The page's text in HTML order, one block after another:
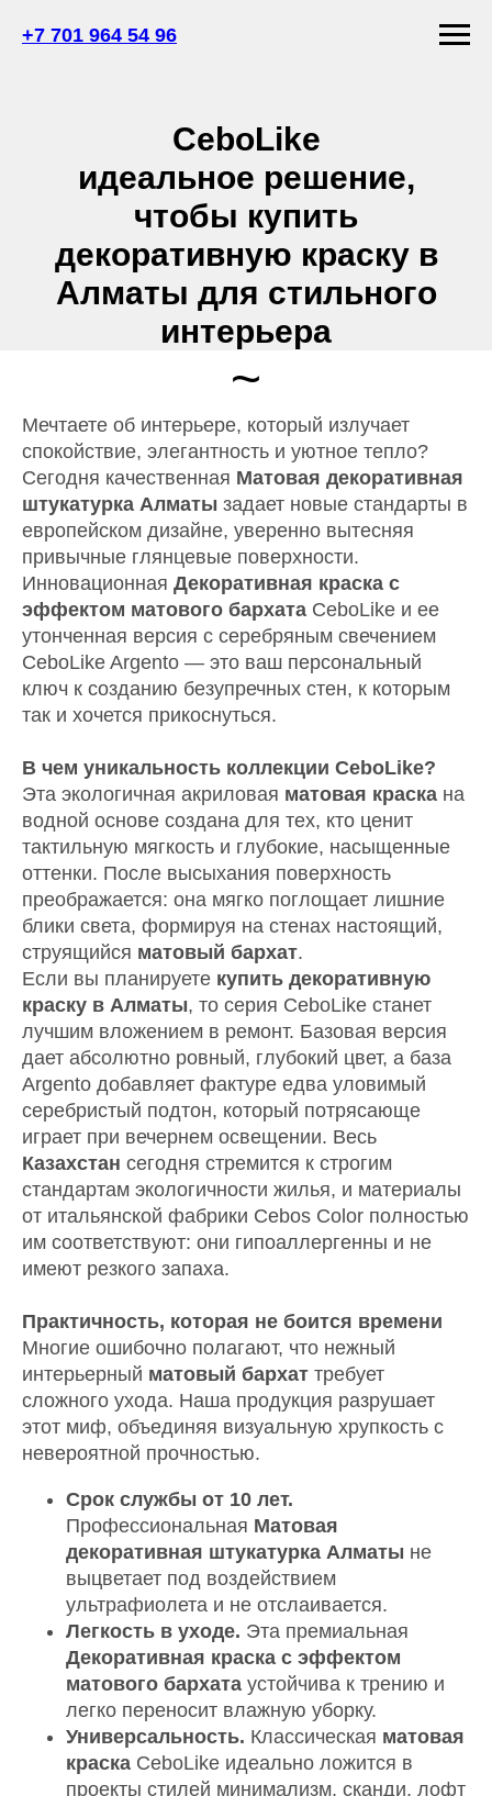
+7 701 964 54 96
CeboLike
идеальное решение,
чтобы купить
декоративную краску в
Алматы для стильного
интерьера
~
Мечтаете об интерьере, который излучает
спокойствие, элегантность и уютное тепло?
Сегодня качественная Матовая декоративная
штукатурка Алматы задает новые стандарты в
европейском дизайне, уверенно вытесняя
привычные глянцевые поверхности.
Инновационная Декоративная краска с
эффектом матового бархата CeboLike и ее
утонченная версия с серебряным свечением
CeboLike Argento — это ваш персональный
ключ к созданию безупречных стен, к которым
так и хочется прикоснуться.
В чем уникальность коллекции CeboLike?
Эта экологичная акриловая матовая краска на
водной основе создана для тех, кто ценит
тактильную мягкость и глубокие, насыщенные
оттенки. После высыхания поверхность
преображается: она мягко поглощает лишние
блики света, формируя на стенах настоящий,
струящийся матовый бархат.
Если вы планируете купить декоративную
краску в Алматы, то серия CeboLike станет
лучшим вложением в ремонт. Базовая версия
дает абсолютно ровный, глубокий цвет, а база
Argento добавляет фактуре едва уловимый
серебристый подтон, который потрясающе
играет при вечернем освещении. Весь
Казахстан сегодня стремится к строгим
стандартам экологичности жилья, и материалы
от итальянской фабрики Cebos Color полностью
им соответствуют: они гипоаллергенны и не
имеют резкого запаха.
Практичность, которая не боится времени
Многие ошибочно полагают, что нежный
интерьерный матовый бархат требует
сложного ухода. Наша продукция разрушает
этот миф, объединяя визуальную хрупкость с
невероятной прочностью.
Срок службы от 10 лет.
Профессиональная Матовая
декоративная штукатурка Алматы не
выцветает под воздействием
ультрафиолета и не отслаивается.
Легкость в уходе. Эта премиальная
Декоративная краска с эффектом
матового бархата устойчива к трению и
легко переносит влажную уборку.
Универсальность. Классическая матовая
краска CeboLike идеально ложится в
проекты стилей минимализм, сканди, лофт